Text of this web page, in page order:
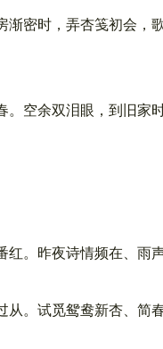
密时，弄杏笺初会，
空余双泪眼，到旧家
。昨夜诗情频在、雨声
。试觅鸳鸯新杏、简春